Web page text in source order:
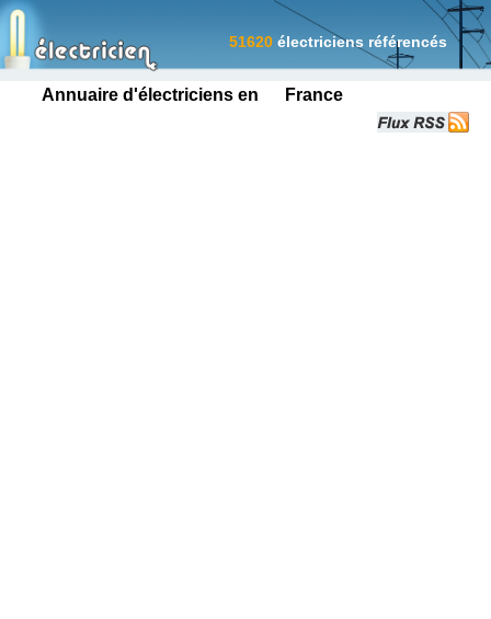
Annuaire d'électriciens en France
51620 électriciens référencés